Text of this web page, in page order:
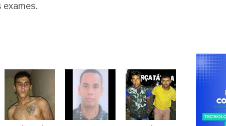
exames.